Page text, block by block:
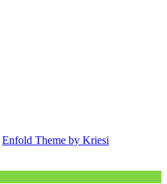
Enfold Theme by Kriesi